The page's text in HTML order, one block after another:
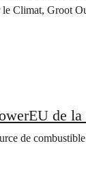
le Climat, Groot
de
de